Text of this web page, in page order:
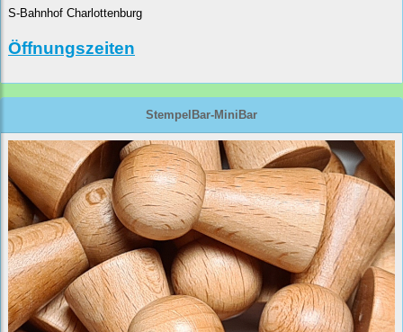
S-Bahnhof Charlottenburg
Öffnungszeiten
StempelBar-MiniBar